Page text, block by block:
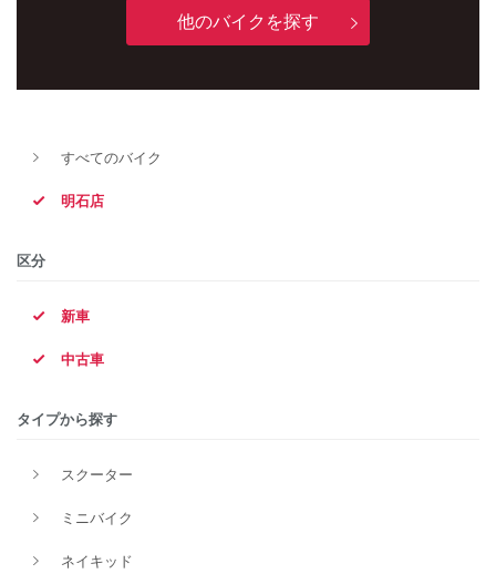
他のバイクを探す
すべてのバイク
明石店
区分
新車
中古車
タイプから探す
スクーター
ミニバイク
ネイキッド
排気量
価格